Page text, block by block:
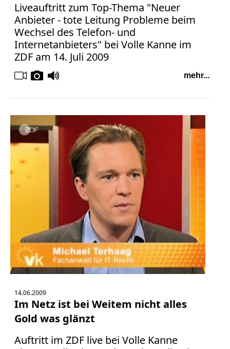
Liveauftritt zum Top-Thema "Neuer
Anbieter - tote Leitung Probleme beim
Wechsel des Telefon- und
Internetanbieters" bei Volle Kanne im
ZDF am 14. Juli 2009
mehr...
14.06.2009
Im Netz ist bei Weitem nicht alles
Gold was glänzt
Auftritt im ZDF live bei Volle Kanne